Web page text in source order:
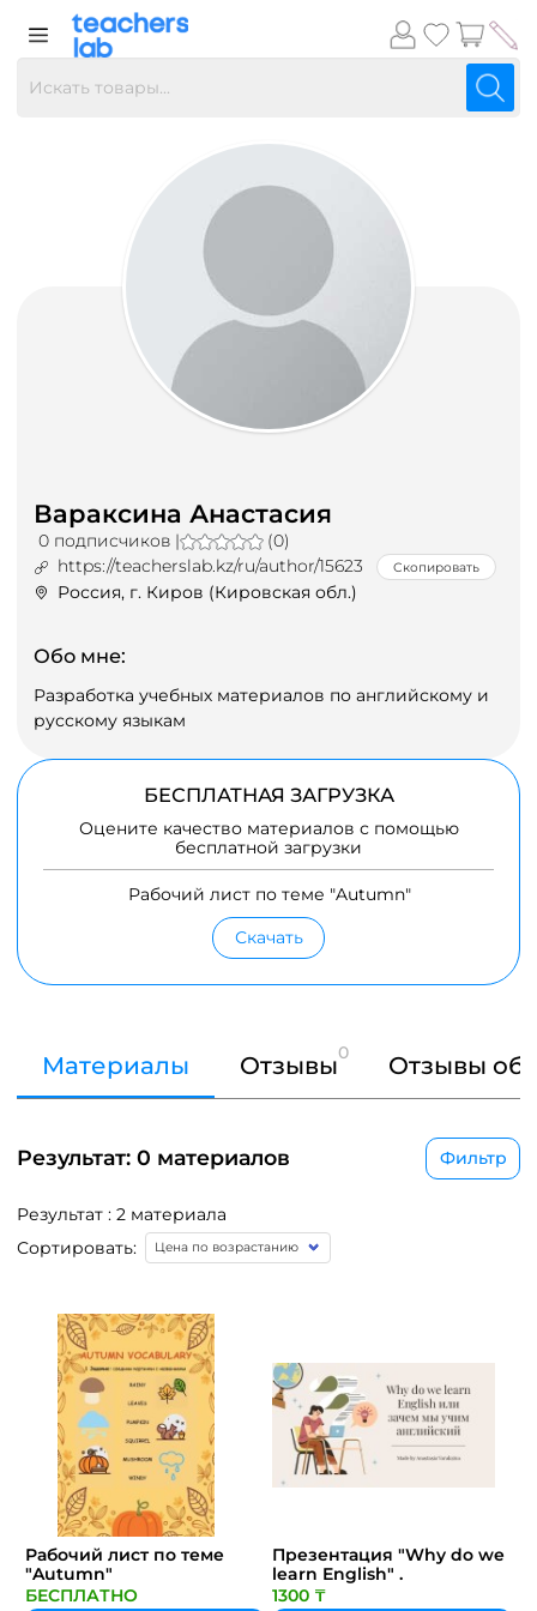
Вараксина Анастасия
0 подписчиков |
(0)
https://teacherslab.kz/ru/author/15623
Скопировать
Россия, г. Киров (Кировская обл.)
Обо мне:
Разработка учебных материалов по английскому и
русскому языкам
БЕСПЛАТНАЯ ЗАГРУЗКА
Оцените качество материалов с помощью
бесплатной загрузки
Рабочий лист по теме "Autumn"
Скачать
Материалы Отзывы0 Отзывы об
Результат: 0 материалов Фильтр
Результат : 2 материала
Сортировать:
Рабочий лист по теме
"Autumn"
БЕСПЛАТНО
Презентация "Why do we
learn English" .
1300 ₸